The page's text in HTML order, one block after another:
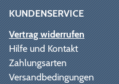
KUNDENSERVICE
Vertrag widerrufen
Hilfe und Kontakt
Zahlungsarten
Versandbedingungen